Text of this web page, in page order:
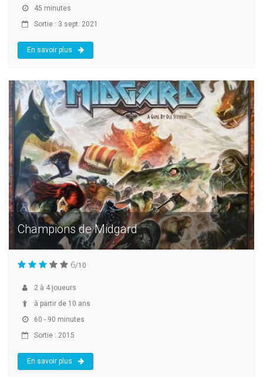
45 minutes
Sortie : 3 sept. 2021
En savoir plus
Champions de Midgard
6/10
2 à 4 joueurs
à partir de 10 ans
60 - 90 minutes
Sortie : 2015
En savoir plus